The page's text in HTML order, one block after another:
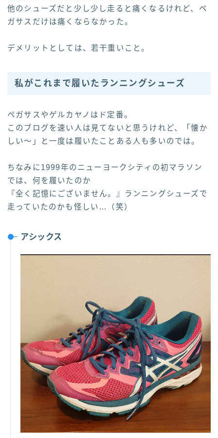
他のシューズだと少し少し走ると痛くなるけれど、ペ
ガサスだけは痛くならなかった。
デメリットとしては、若干重いこと。
私がこれまで履いたランニングシューズ
ペガサスやゲルカヤノはド定番。
このブログを速い人は見てないと思うけれど、「懐か
しい～」と一度は履いたことある人も多いのでは。
ちなみに1999年のニューヨークシティの初マラソン
では、何を履いたのか
『全く記憶にございません。』ランニングシューズで
走っていたのかも怪しい…（笑）
アシックス